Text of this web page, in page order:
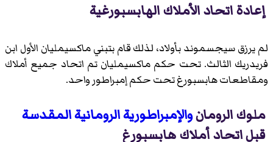
إعادة اتحاد الأملاك الهابسبورغية
لم يرزق سيجسموند بأولاد، لذلك قام بتبني ماكسيمليان الأول ابن
فريدريك الثالث. تحت حكم ماكسيمليان تم اتحاد جميع أملاك
ومقاطعات هابسبورغ تحت حكم إمبراطور واحد.
ملوك الرومانوالإمبراطورية الرومانية المقدسة
قبل اتحاد أملاك هابسبورغ